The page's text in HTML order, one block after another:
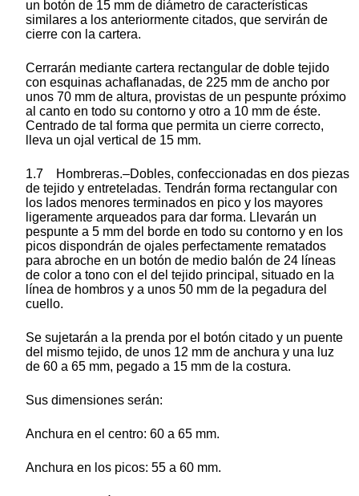
un botón de 15 mm de diámetro de características
similares a los anteriormente citados, que servirán de
cierre con la cartera.
Cerrarán mediante cartera rectangular de doble tejido
con esquinas achaflanadas, de 225 mm de ancho por
unos 70 mm de altura, provistas de un pespunte próximo
al canto en todo su contorno y otro a 10 mm de éste.
Centrado de tal forma que permita un cierre correcto,
lleva un ojal vertical de 15 mm.
1.7 Hombreras.–Dobles, confeccionadas en dos piezas
de tejido y entreteladas. Tendrán forma rectangular con
los lados menores terminados en pico y los mayores
ligeramente arqueados para dar forma. Llevarán un
pespunte a 5 mm del borde en todo su contorno y en los
picos dispondrán de ojales perfectamente rematados
para abroche en un botón de medio balón de 24 líneas
de color a tono con el del tejido principal, situado en la
línea de hombros y a unos 50 mm de la pegadura del
cuello.
Se sujetarán a la prenda por el botón citado y un puente
del mismo tejido, de unos 12 mm de anchura y una luz
de 60 a 65 mm, pegado a 15 mm de la costura.
Sus dimensiones serán:
Anchura en el centro: 60 a 65 mm.
Anchura en los picos: 55 a 60 mm.